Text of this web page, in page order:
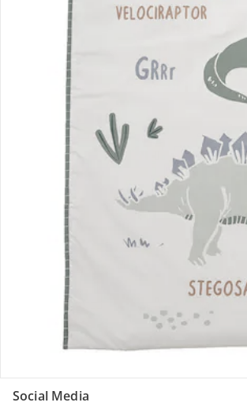
Sicher & flexibel bezahlen
Sicher einkaufen
Versanddienstleister
Social Media